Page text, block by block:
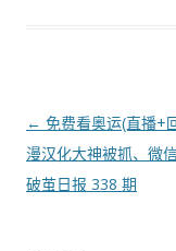
文
章
导
← 免费看奥运(直播+
漫汉化大神被抓、微
破茧日报 338 期